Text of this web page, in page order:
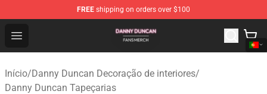
FREE shipping on orders over $100
Open menu
Danny Duncan Shop - Official Danny Duncan
Início/Danny Duncan Decoração de interiores/
Danny Duncan Tapeçarias